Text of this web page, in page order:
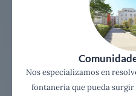
Nos especializamos en
fontanería que pueda